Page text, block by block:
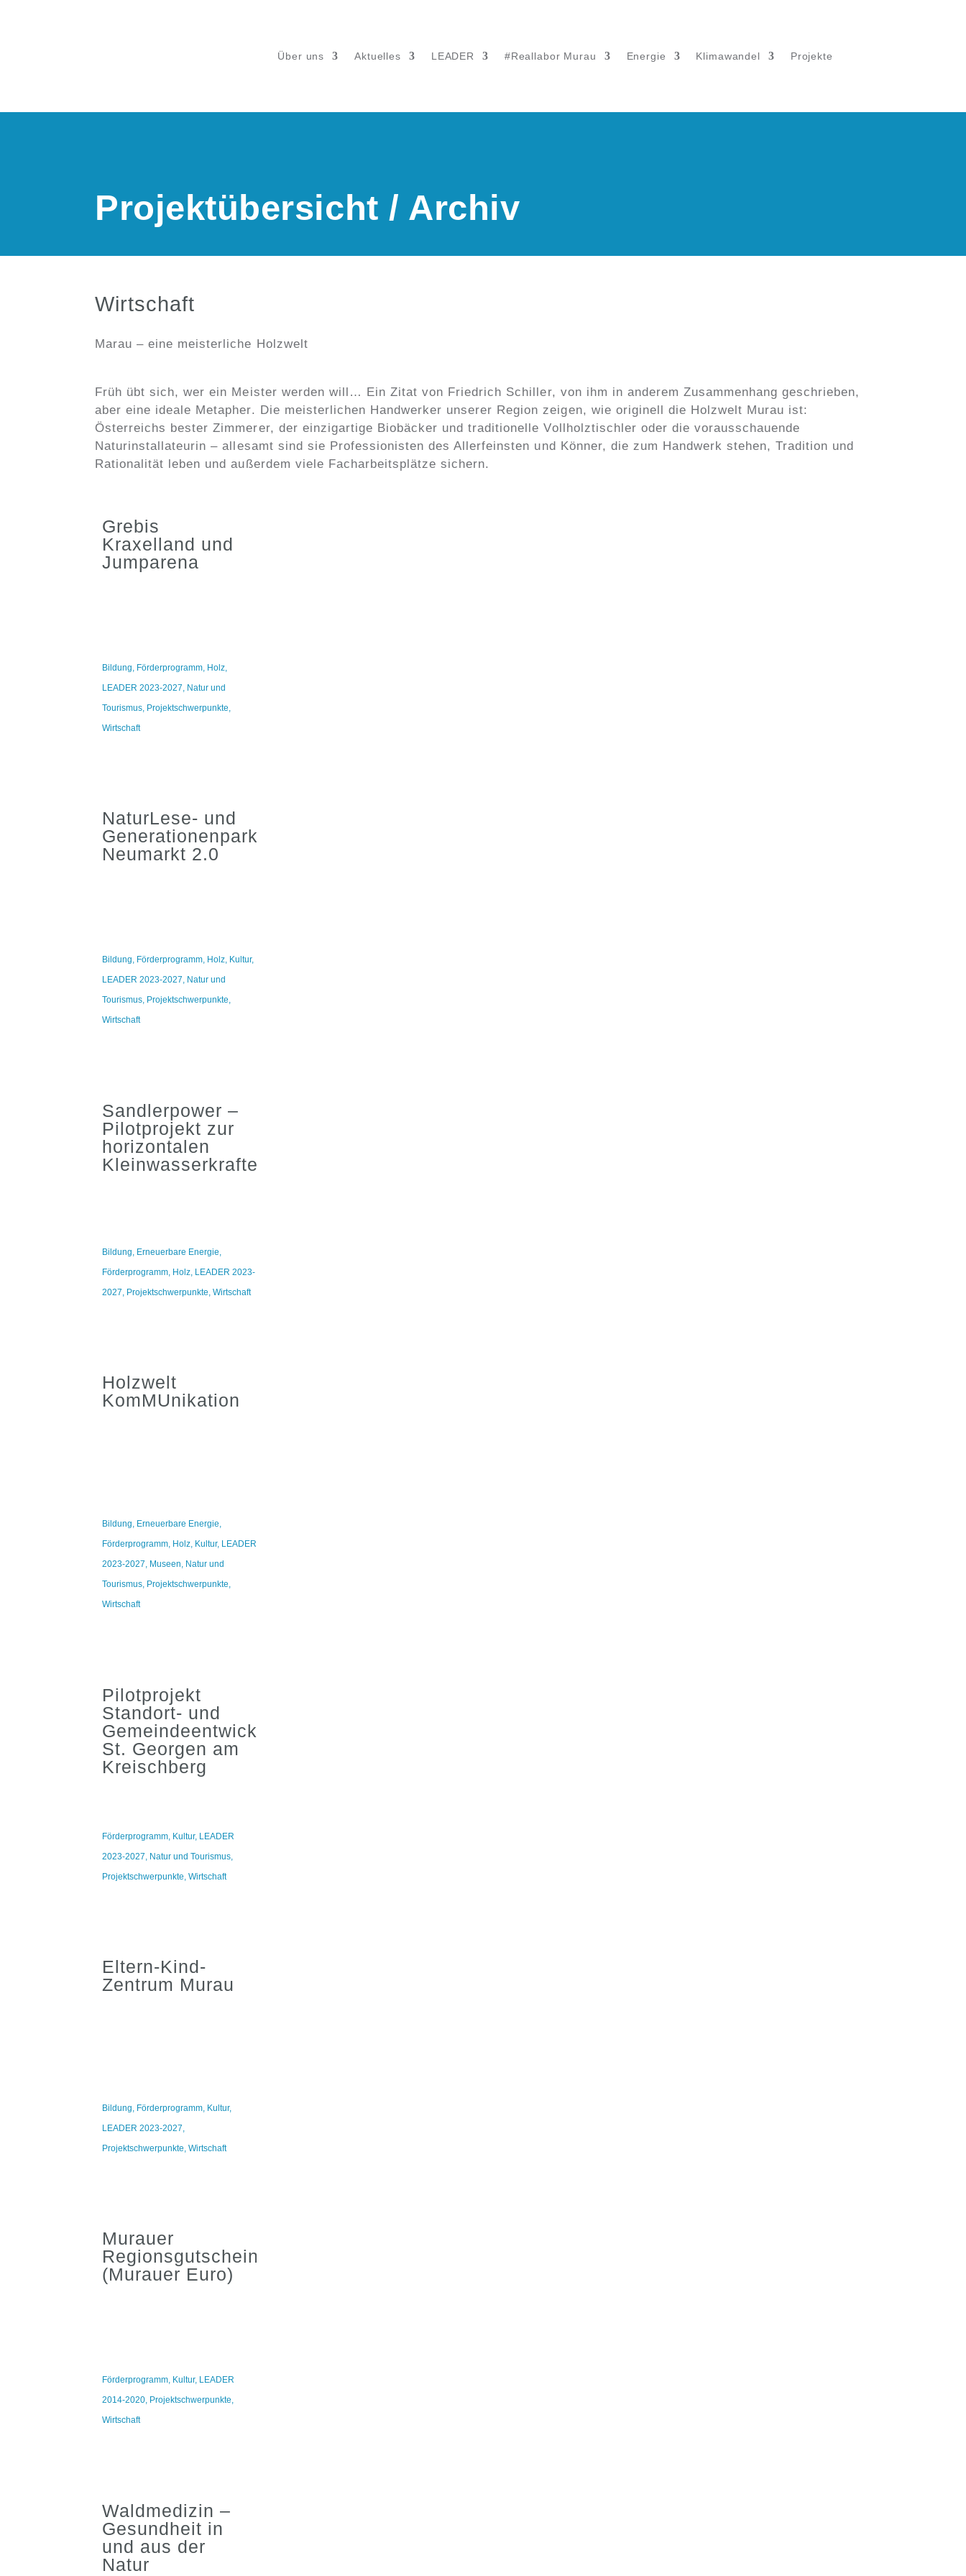
Über uns Aktuelles LEADER #Reallabor Murau Energie Klimawandel Projekte
Projektübersicht / Archiv
Wirtschaft
Marau – eine meisterliche Holzwelt
Früh übt sich, wer ein Meister werden will… Ein Zitat von Friedrich Schiller, von ihm in anderem Zusammenhang geschrieben,
aber eine ideale Metapher. Die meisterlichen Handwerker unserer Region zeigen, wie originell die Holzwelt Murau ist:
Österreichs bester Zimmerer, der einzigartige Biobäcker und traditionelle Vollholztischler oder die vorausschauende
Naturinstallateurin – allesamt sind sie Professionisten des Allerfeinsten und Könner, die zum Handwerk stehen, Tradition und
Rationalität leben und außerdem viele Facharbeitsplätze sichern.
Grebis
Kraxelland und
Jumparena
Bildung, Förderprogramm, Holz,
LEADER 2023-2027, Natur und
Tourismus, Projektschwerpunkte,
Wirtschaft
NaturLese- und
Generationenpark
Neumarkt 2.0
Bildung, Förderprogramm, Holz, Kultur,
LEADER 2023-2027, Natur und
Tourismus, Projektschwerpunkte,
Wirtschaft
Sandlerpower –
Pilotprojekt zur
horizontalen
Kleinwasserkrafterzeugung
Bildung Erneuerbare Energie
Förderprogramm Holz LEADER 2023-
2027 Projektschwerpunkte Wirtschaft
Holzwelt
KomMUnikation
Bildung, Erneuerbare Energie,
Förderprogramm, Holz, Kultur, LEADER
2023-2027, Museen, Natur und
Tourismus, Projektschwerpunkte,
Wirtschaft
Pilotprojekt
Standort- und
Gemeindeentwicklung
St. Georgen am
Kreischberg
Förderprogramm Kultur, LEADER
2023-2027 Natur und Tourismus
Projektschwerpunkte Wirtschaft
Eltern-Kind-
Zentrum Murau
Bildung, Förderprogramm, Kultur,
LEADER 2023-2027,
Projektschwerpunkte, Wirtschaft
Murauer
Regionsgutschein
(Murauer Euro)
Förderprogramm, Kultur, LEADER
2014-2020, Projektschwerpunkte,
Wirtschaft
Waldmedizin –
Gesundheit in
und aus der
Natur